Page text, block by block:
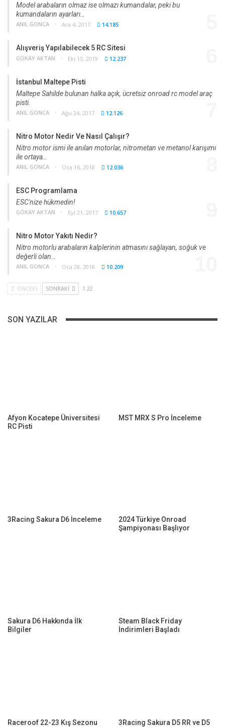
Model arabaların olmaz ise olmazı kumandalar, peki bu
kumandaların ayarları…
ANIL GONCA Ara 4, 2017 14.185
Alışveriş Yapılabilecek 5 RC Sitesi
GÖKAY AKTAN Eki 13, 2019 12.237
İstanbul Maltepe Pisti
Maltepe Sahilde bulunan halka açık, ücretsiz onroad rc model araç
pisti.
ANIL GONCA Ağu 24, 2017 12.126
Nitro Motor Nedir Ve Nasıl Çalışır?
Nitro motor ismi ile anılan motorlar, nitrometan ve metanol karışımı
ile ortaya…
ANIL GONCA Oca 16, 2018 12.036
ESC Programlama
ESC'nize hükmedin!
GÖKAY AKTAN Eyl 21, 2017 10.657
Nitro Motor Yakıtı Nedir?
Nitro motorlu arabaların kalplerinin atmasını sağlayan, soğuk ve
değerli olan…
ANIL GONCA Oca 28, 2018 10.209
ÖNCEKI SONRAKI 1 22
SON YAZILAR
Afyon Kocatepe Üniversitesi
RC Pisti
MST MRX S Pro İnceleme
3Racing Sakura D6 İnceleme
2024 Türkiye Onroad
Şampiyonası Başlıyor
Sakura D6 Hakkında İlk
Bilgiler
Steam Black Friday
İndirimleri Başladı
Raceroof 22-23 Kış Sezonu 3Racing Sakura D5 RR ve D5